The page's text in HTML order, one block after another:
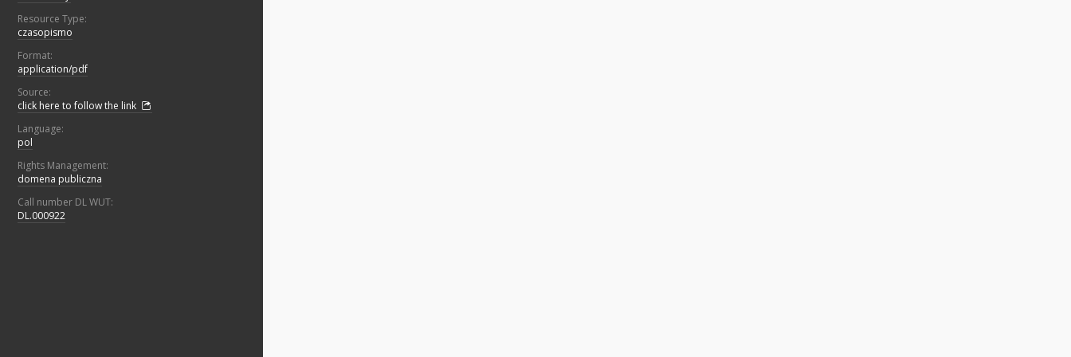
Resource Type:
czasopismo
Format:
application/pdf
Source:
click here to follow the link
Language:
pol
Rights Management:
domena publiczna
Call number DL WUT:
DL.000922